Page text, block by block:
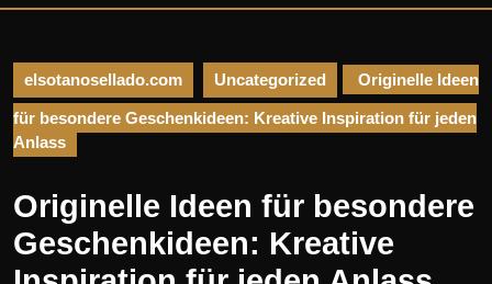
elsotanosellado.com Uncategorized Originelle Ideen
für besondere Geschenkideen: Kreative Inspiration für jeden
Anlass
Originelle Ideen für besondere
Geschenkideen: Kreative